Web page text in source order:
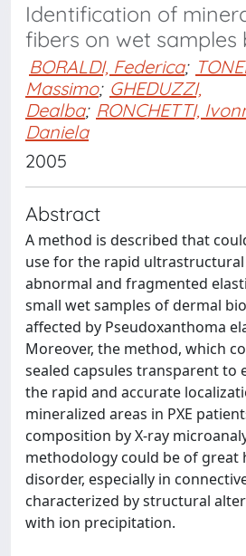
Identification of
fibers on wet samples
BORALDI, Federica;
Massimo; GHEDUZZI,
Dealba; RONCHETTI,
Daniela
2005
Abstract
A method is described that
use for the rapid
abnormal and fragmented
small wet samples of dermal
affected by Pseudoxanthoma
Moreover, the method, which
sealed capsules transparent to
the rapid and accurate
mineralized areas in PXE
composition by X-ray
methodology could be of great
disorder, especially in
characterized by structural
with ion precipitation.